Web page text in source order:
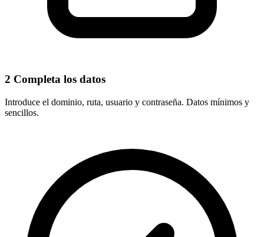
2 Completa los datos
Introduce el dominio, ruta, usuario y contraseña. Datos mínimos y
sencillos.